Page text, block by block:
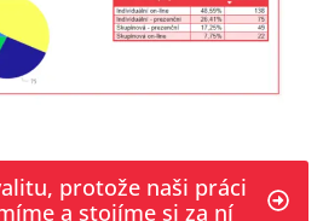
protože naši práci
a stojíme si za ní